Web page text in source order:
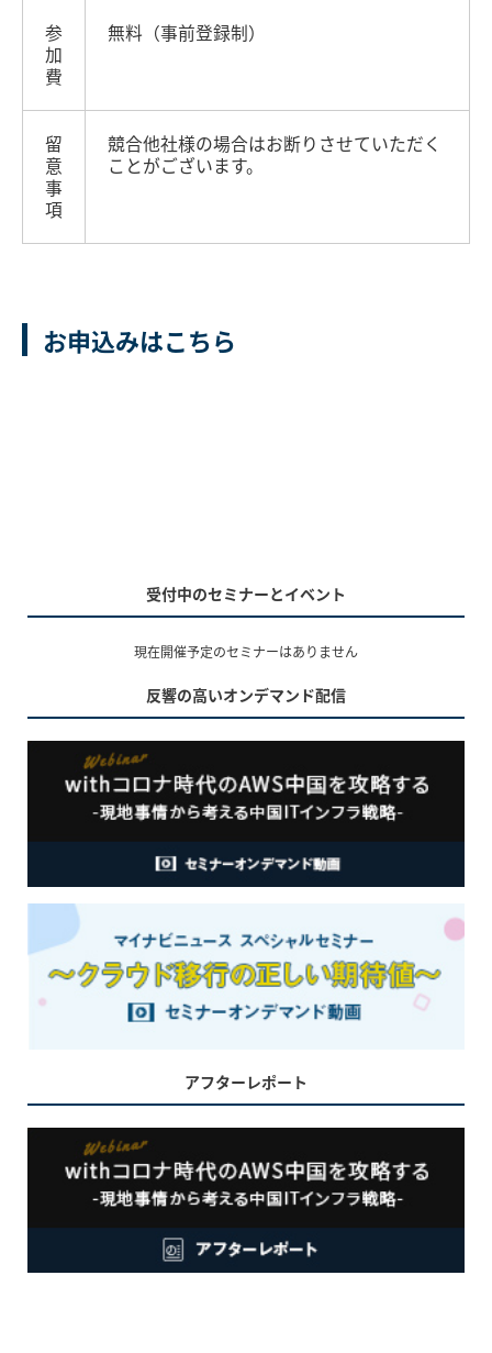
参
加
費
無料（事前登録制）
留
意
事
項
競合他社様の場合はお断りさせていただく
ことがございます。
お申込みはこちら
受付中のセミナーとイベント
現在開催予定のセミナーはありません
反響の高いオンデマンド配信
アフターレポート